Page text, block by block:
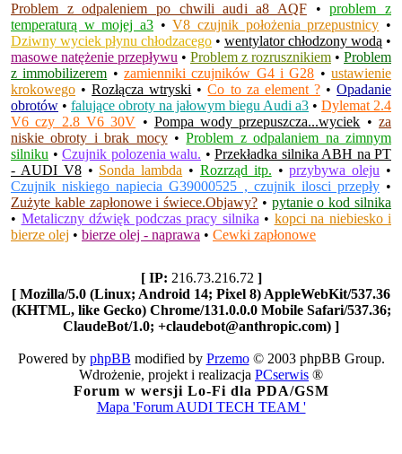
Problem z odpaleniem po chwili audi a8 AQF•problem z
temperaturą w mojej a3 •V8 czujnik położenia przepustnicy •
Dziwny wyciek płynu chłodzacego • wentylator chłodzony wodą •
masowe natężenie przepływu • Problem z rozrusznikiem • Problem
z immobilizerem •zamienniki czujników G4 i G28 •ustawienie
krokowego •Rozłącza wtryski •Co to za element ?•Opadanie
obrotów • falujące obroty na jałowym biegu Audi a3 • Dylemat 2.4
V6 czy 2.8 V6 30V • Pompa wody przepuszcza...wyciek •za
niskie obroty i brak mocy•Problem z odpalaniem na zimnym
silniku • Czujnik polozenia walu. • Przekładka silnika ABH na PT
- AUDI V8• Sonda lambda • Rozrząd itp. •przybywa oleju •
Czujnik niskiego napiecia G39000525 , czujnik ilosci przepły•
Zużyte kable zapłonowe i świece.Objawy? • pytanie o kod silnika
• Metaliczny dźwięk podczas pracy silnika • kopci na niebiesko i
bierze olej • bierze olej - naprawa • Cewki zapłonowe
[ IP: 216.73.216.72 ]
[ Mozilla/5.0 (Linux; Android 14; Pixel 8) AppleWebKit/537.36
(KHTML, like Gecko) Chrome/131.0.0.0 Mobile Safari/537.36;
ClaudeBot/1.0; +claudebot@anthropic.com) ]
Powered by phpBB modified by Przemo© 2003 phpBB Group.
Wdrożenie, projekt i realizacja PCserwis ®
Forum w wersji Lo-Fi dla PDA/GSM
Mapa 'Forum AUDI TECH TEAM '